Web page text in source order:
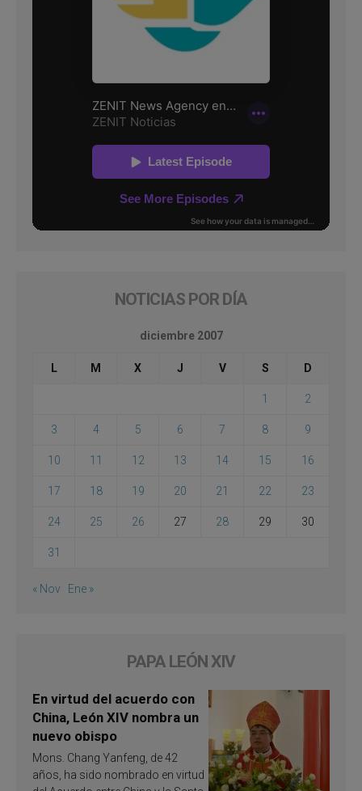
NOTICIAS POR DÍA
diciembre 2007
L M X J V S D
1 2
3 4 5 6 7 8 9
10 11 12 13 14 15 16
17 18 19 20 21 22 23
24 25 26 27 28 29 30
31
« Nov Ene »
PAPA LEÓN XIV
En virtud del acuerdo con
China, León XIV nombra un
nuevo obispo
Mons. Chang Yanfeng, de 42
años, ha sido nombrado en virtud